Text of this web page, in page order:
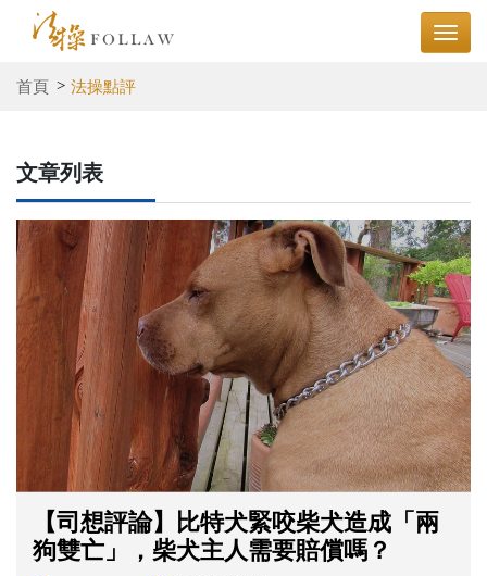
首頁 法操點評
文章列表
【司想評論】比特犬緊咬柴犬造成「兩
狗雙亡」，柴犬主人需要賠償嗎？